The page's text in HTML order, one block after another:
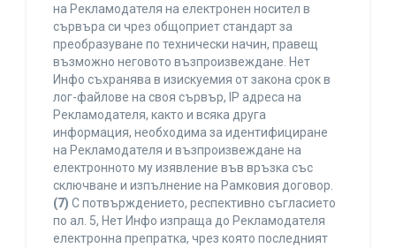
на Рекламодателя на електронен носител в
сървъра си чрез общоприет стандарт за
преобразуване по технически начин, правещ
възможно неговото възпроизвеждане. Нет
Инфо съхранява в изискуемия от закона срок в
лог-файлове на своя сървър, IP адреса на
Рекламодателя, както и всяка друга
информация, необходима за идентифициране
на Рекламодателя и възпроизвеждане на
електронното му изявление във връзка със
сключване и изпълнение на Рамковия договор.
(7) С потвърждението, респективно съгласието
по ал. 5, Нет Инфо изпраща до Рекламодателя
електронна препратка, чрез която последният